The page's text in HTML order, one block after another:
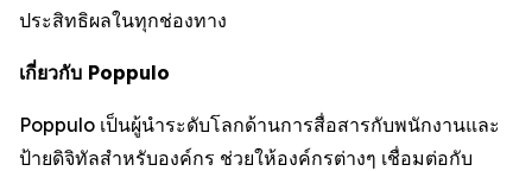
ประสิทธิผลในทุกช่องทาง
เกี่ยวกับ Poppulo
Poppulo เป็นผู้นำระดับโลกด้านการสื่อสารกับพนักงานและ
ป้ายดิจิทัลสำหรับองค์กร ช่วยให้องค์กรต่างๆ เชื่อมต่อกับ